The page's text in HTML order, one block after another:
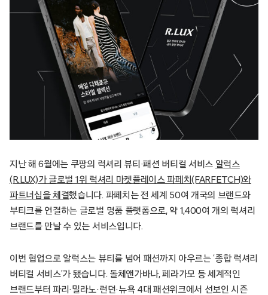
지난 해 6월에는 쿠팡의 럭셔리 뷰티·패션 버티컬 서비스 알럭스
(R.LUX)가 글로벌 1위 럭셔리 마켓플레이스 파페치(FARFETCH)와
파트너십을 체결했습니다. 파페치는 전 세계 50여 개국의 브랜드와
부티크를 연결하는 글로벌 명품 플랫폼으로, 약 1,400여 개의 럭셔리
브랜드를 만날 수 있는 서비스입니다.
이번 협업으로 알럭스는 뷰티를 넘어 패션까지 아우르는 ‘종합 럭셔리
버티컬 서비스’가 됐습니다. 돌체앤가바나, 페라가모 등 세계적인
브랜드부터 파리·밀라노·런던·뉴욕 4대 패션위크에서 선보인 시즌